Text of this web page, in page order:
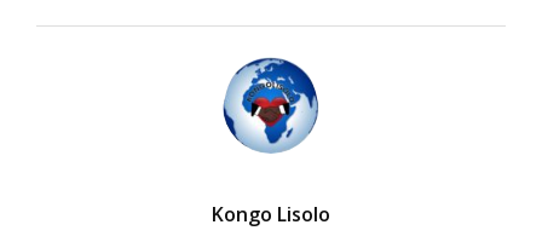
Kongo Lisolo